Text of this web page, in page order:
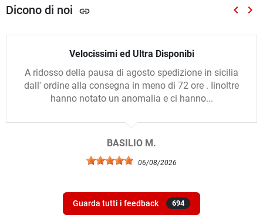
Dicono di noi link keyboard_arrow_left keyboard_arrow_right
Velocissimi ed Ultra Disponibi
A ridosso della pausa di agosto spedizione in sicilia
dall' ordine alla consegna in meno di 72 ore . Iinoltre
hanno notato un anomalia e ci hanno...
BASILIO M.
06/08/2026
Guarda tutti i feedback 694